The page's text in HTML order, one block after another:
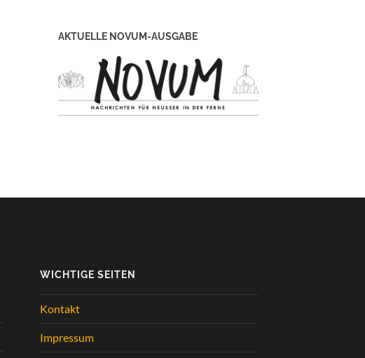
AKTUELLE NOVUM-AUSGABE
WICHTIGE SEITEN
Kontakt
Impressum